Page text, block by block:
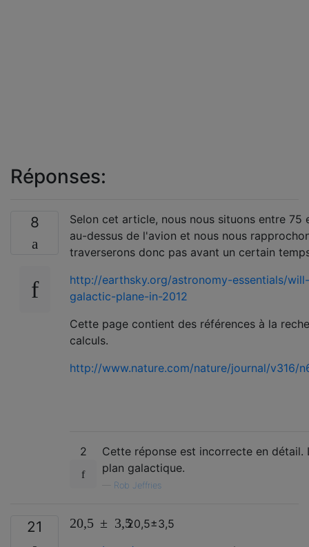
Réponses:
8
Selon cet article, nous nous situons entre 75
au-dessus de l'avion et nous nous
traverserons donc pas avant un certain
http://earthsky.org/astronomy-essentials/
galactic-plane-in-2012
Cette page contient des références à la
calculs.
http://www.nature.com/nature/journal/v316/
2
Cette réponse est incorrecte en détail.
plan galactique.
Rob Jeffries
21 20,5 ± 3,520,5±3,5